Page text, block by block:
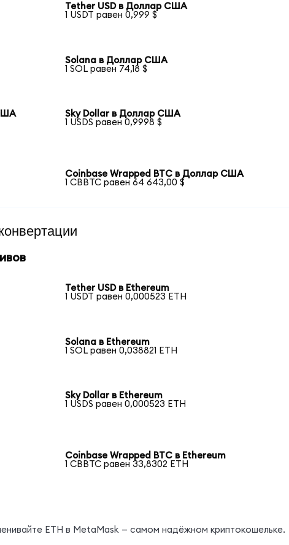
Tether USD в Доллар США
1 USDT равен 0,999 $
Solana в Доллар США
1 SOL равен 74,18 $
Sky Dollar в Доллар США
1 USDS равен 0,9998 $
Coinbase Wrapped BTC в Доллар США
1 CBBTC равен 64 643,00 $
Tether USD в Ethereum
1 USDT равен 0,000523 ETH
Solana в Ethereum
1 SOL равен 0,038821 ETH
Sky Dollar в Ethereum
1 USDS равен 0,000523 ETH
Coinbase Wrapped BTC в Ethereum
1 CBBTC равен 33,8302 ETH
ETH в MetaMask — самом надёжном криптокошельке.